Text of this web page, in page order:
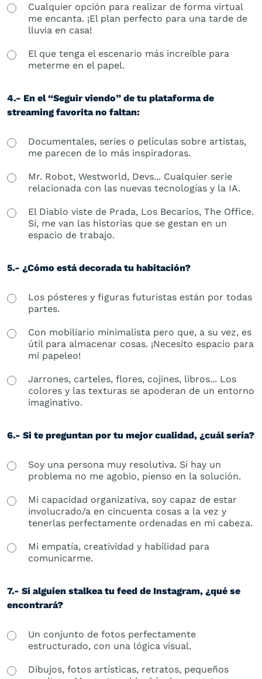
Cualquier opción para realizar de forma virtual
me encanta. ¡El plan perfecto para una tarde de
lluvia en casa!
El que tenga el escenario más increíble para
meterme en el papel.
4.- En el “Seguir viendo” de tu plataforma de
streaming favorita no faltan:
Documentales, series o películas sobre artistas,
me parecen de lo más inspiradoras.
Mr. Robot, Westworld, Devs... Cualquier serie
relacionada con las nuevas tecnologías y la IA.
El Diablo viste de Prada, Los Becarios, The Office.
Sí, me van las historias que se gestan en un
espacio de trabajo.
5.- ¿Cómo está decorada tu habitación?
Los pósteres y figuras futuristas están por todas
partes.
Con mobiliario minimalista pero que, a su vez, es
útil para almacenar cosas. ¡Necesito espacio para
mi papeleo!
Jarrones, carteles, flores, cojines, libros... Los
colores y las texturas se apoderan de un entorno
imaginativo.
6.- Si te preguntan por tu mejor cualidad, ¿cuál sería?
Soy una persona muy resolutiva. Si hay un
problema no me agobio, pienso en la solución.
Mi capacidad organizativa, soy capaz de estar
involucrado/a en cincuenta cosas a la vez y
tenerlas perfectamente ordenadas en mi cabeza.
Mi empatía, creatividad y habilidad para
comunicarme.
7.- Si alguien stalkea tu feed de Instagram, ¿qué se
encontrará?
Un conjunto de fotos perfectamente
estructurado, con una lógica visual.
Dibujos, fotos artísticas, retratos, pequeños